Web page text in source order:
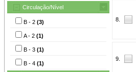
Circulação/Nível
B - 2 (3)
A - 2 (1)
B - 3 (1)
B - 4 (1)
8.
9.